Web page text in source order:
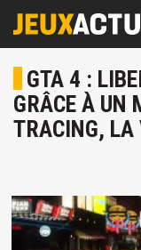
GTA 4 :
GRÂCE À UN
TRACING, LA